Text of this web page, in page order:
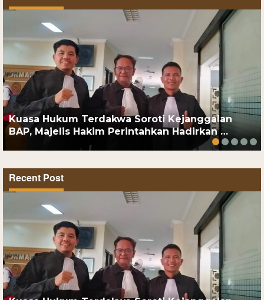
Kuasa Hukum Terdakwa Soroti Kejanggalan
BAP, Majelis Hakim Perintahkan Hadirkan …
Recent Post